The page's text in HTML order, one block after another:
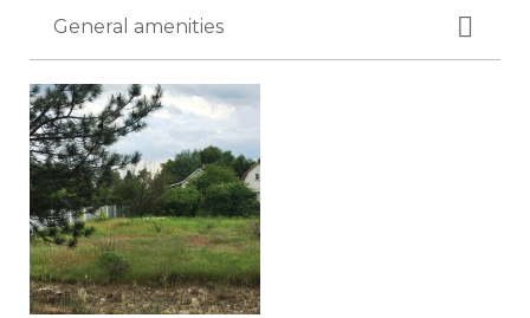
General amenities